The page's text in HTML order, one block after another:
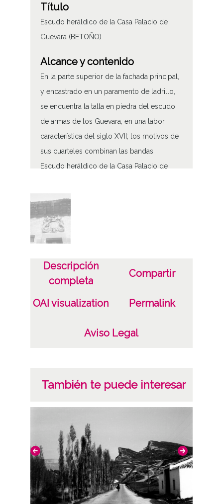
Título
Escudo heráldico de la Casa Palacio de
Guevara (BETOÑO)
Alcance y contenido
En la parte superior de la fachada principal,
y encastrado en un paramento de ladrillo,
se encuentra la talla en piedra del escudo
de armas de los Guevara, en una labor
característica del siglo XVII; los motivos de
sus cuarteles combinan las bandas
Escudo heráldico de la Casa Palacio de
Tipo de contenido
Fotográfico
Características del soporte
Tipo de imagen: Positivos Imagen Final:
Notas
Nº de identificación: 12884 Duplicado del
negativo: 1603 Duplicado del positivo:
1603;
Signaturas: Copia digital: ATHA-DAF-GUE-
Descripción
completa
Compartir
OAI visualization Permalink
Aviso Legal
También te puede interesar